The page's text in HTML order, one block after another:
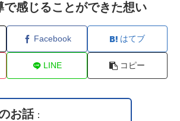
で感じることができた想い
Facebook はてブ
LINE コピー
お話：